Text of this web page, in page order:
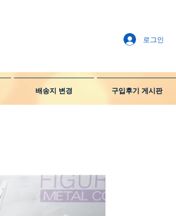
배송지 변경 구입후기 게시판
로그인